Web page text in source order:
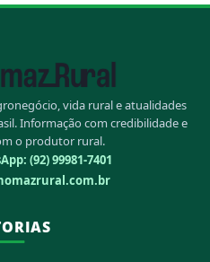
vida rural e atualidades
Informação com credibilidade e
o produtor rural.
(92) 99981-7401